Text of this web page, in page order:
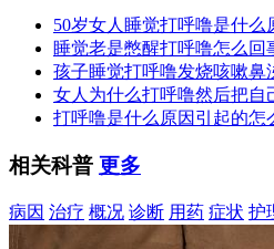
50岁女人睡觉打呼噜是什么
睡觉老是憋醒打呼噜怎么回
孩子睡觉打呼噜发烧咳嗽鼻
女人为什么打呼噜然后把自
打呼噜是什么原因引起的怎
相关科普 更多
病因 治疗 概况 诊断 用药 症状 护